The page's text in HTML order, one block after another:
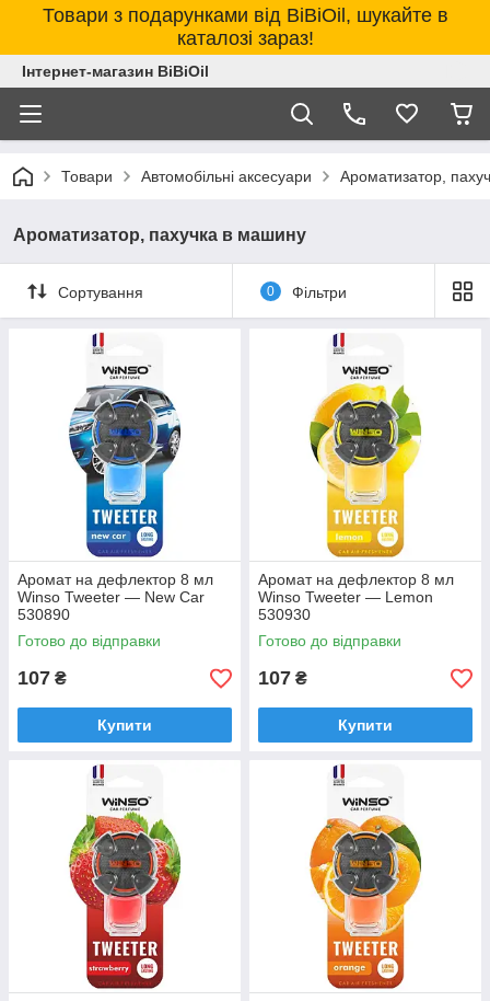
Товари з подарунками від BiBiOil, шукайте в
каталозі зараз!
Інтернет-магазин BiBiOil
Товари Автомобільні аксесуари Ароматизатор,
Ароматизатор, пахучка в машину
Сортування 0 Фільтри
Аромат на дефлектор 8 мл
Winso Tweeter — New Car
530890
Готово до відправки
107 ₴
Купити
Аромат на дефлектор 8 мл
Winso Tweeter — Lemon
530930
Готово до відправки
107 ₴
Купити